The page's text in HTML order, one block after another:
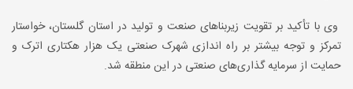
وی با تأکید بر تقویت زیربناهای صنعت و تولید در استان گلستان، خواستار
تمرکز و توجه بیشتر بر راه اندازی شهرک صنعتی یک هزار هکتاری اترک و
حمایت از سرمایه گذاری‌های صنعتی در این منطقه شد.